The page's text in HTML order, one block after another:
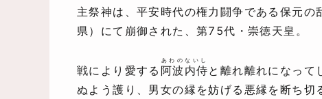
主祭神は、平安時代の権力闘争である保元の
県）にて崩御された、第75代・崇徳天皇。
戦により愛する 阿波内侍
あわのないし
と離れ離れになって
ぬよう護り、男女の縁を妨げる悪縁を断ち切